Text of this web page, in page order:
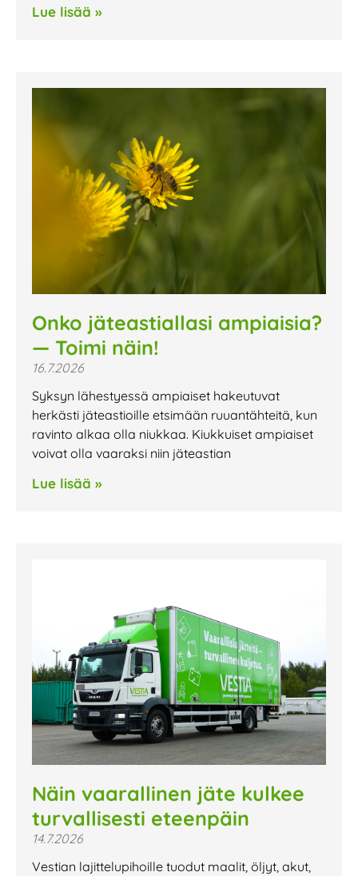
Lue lisää »
Onko jäteastiallasi ampiaisia?
— Toimi näin!
16.7.2026
Syksyn lähestyessä ampiaiset hakeutuvat
herkästi jäteastioille etsimään ruuantähteitä, kun
ravinto alkaa olla niukkaa. Kiukkuiset ampiaiset
voivat olla vaaraksi niin jäteastian
Lue lisää »
Näin vaarallinen jäte kulkee
turvallisesti eteenpäin
14.7.2026
Vestian lajittelupihoille tuodut maalit, öljyt, akut,